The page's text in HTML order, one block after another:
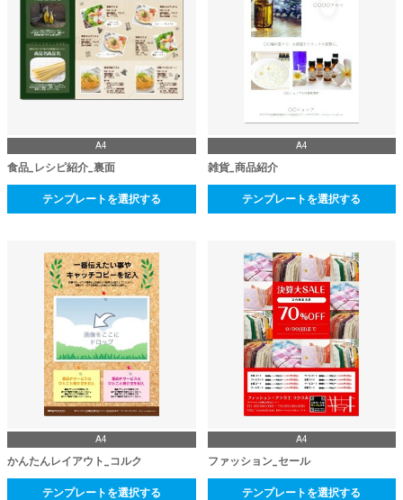
A4
食品_レシピ紹介_裏面
テンプレートを選択する
A4
雑貨_商品紹介
テンプレートを選択する
A4
かんたんレイアウト_コルク
テンプレートを選択する
A4
ファッション_セール
テンプレートを選択する